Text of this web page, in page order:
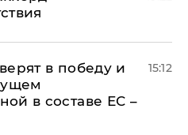
в победу и
в составе ЕС –
15:12